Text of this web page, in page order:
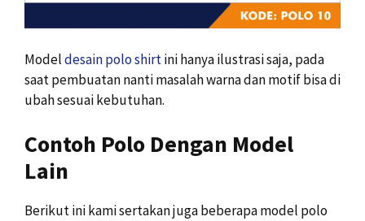
Modeldesain polo shirtini hanya ilustrasi saja, pada
saat pembuatan nanti masalah warna dan motif bisa di
ubah sesuai kebutuhan.
Contoh Polo Dengan Model
Lain
Berikut ini kami sertakan juga beberapa model polo